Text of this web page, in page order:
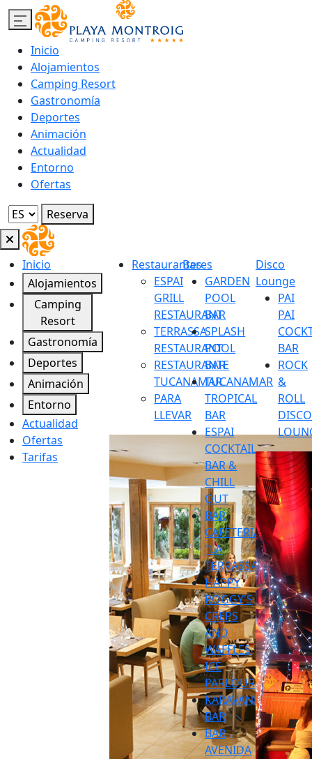
Inicio
Alojamientos
Camping Resort
Gastronomía
Deportes
Animación
Actualidad
Entorno
Ofertas
Reserva
Inicio
Alojamientos
Camping
Resort
Gastronomía
Deportes
Animación
Entorno
Actualidad
Ofertas
Tarifas
Restaurantes
ESPAI
GRILL
RESTAURANT
TERRASSA
RESTAURANT
RESTAURANTE
TUCANAMAR
PARA
LLEVAR
Bares
GARDEN
POOL
BAR
SPLASH
POOL
BAR
TUCANAMAR
TROPICAL
BAR
ESPAI
COCKTAIL
BAR &
CHILL
OUT
BAR
CAFETERIA
"LA
TERRASSA"
HAPPY
ROGGY'S
CREPS
AND
WAFFLES
ICE
PARLOUR
KARAVANE
BAR
BAR
AVENIDA
Disco
Lounge
PAI
PAI
BAR
ROCK
&
ROLL
DISCO